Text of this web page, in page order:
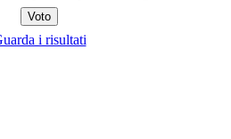
i risultati